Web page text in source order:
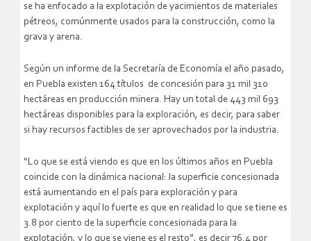
se ha enfocado a la explotación de yacimientos de materiales
pétreos, comúnmente usados para la construcción, como la
grava y arena.
Según un informe de la Secretaría de Economía el año pasado,
en Puebla existen 164 títulos de concesión para 31 mil 310
hectáreas en producción minera. Hay un total de 443 mil 693
hectáreas disponibles para la exploración, es decir, para saber
si hay recursos factibles de ser aprovechados por la industria.
“Lo que se está viendo es que en los últimos años en Puebla
coincide con la dinámica nacional: la superficie concesionada
está aumentando en el país para exploración y para
explotación y aquí lo fuerte es que en realidad lo que se tiene es
3.8 por ciento de la superficie concesionada para la
explotación, y lo que se viene es el resto”, es decir 76.4 por